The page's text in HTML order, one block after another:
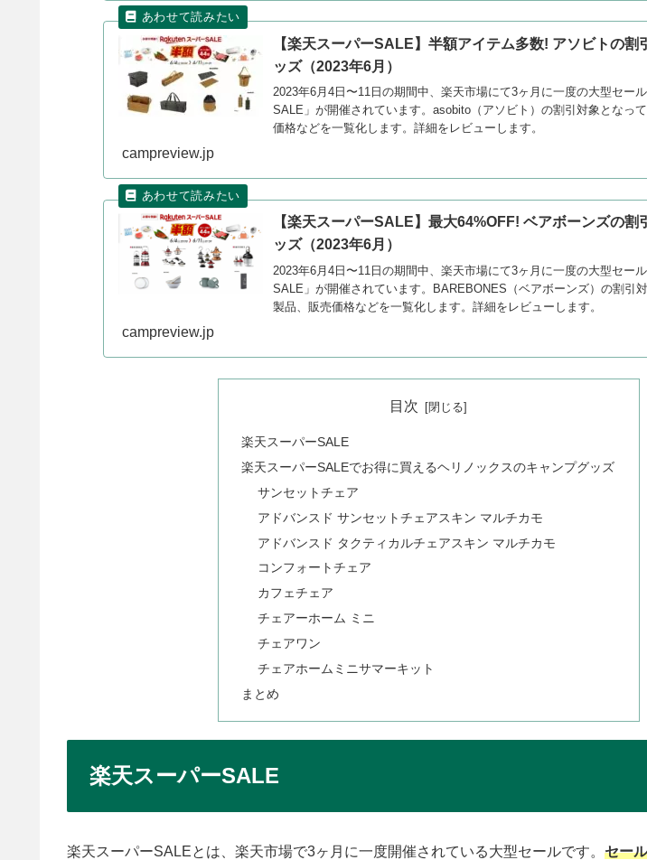
【楽天スーパーSALE】半額アイテム多数! アソビトの割
ッズ（2023年6月）
2023年6月4日〜11日の期間中、楽天市場にて3ヶ月に一度の大型セー
SALE」が開催されています。asobito（アソビト）の割引対象となっ
価格などを一覧化します。詳細をレビューします。
campreview.jp
【楽天スーパーSALE】最大64%OFF! ベアボーンズの割
ッズ（2023年6月）
2023年6月4日〜11日の期間中、楽天市場にて3ヶ月に一度の大型セー
SALE」が開催されています。BAREBONES（ベアボーンズ）の割引
製品、販売価格などを一覧化します。詳細をレビューします。
campreview.jp
目次
楽天スーパーSALE
楽天スーパーSALEでお得に買えるヘリノックスのキャンプグッズ
サンセットチェア
アドバンスド サンセットチェアスキン マルチカモ
アドバンスド タクティカルチェアスキン マルチカモ
コンフォートチェア
カフェチェア
チェアーホーム ミニ
チェアワン
チェアホームミニサマーキット
まとめ
楽天スーパーSALE
楽天スーパーSALEとは、楽天市場で3ヶ月に一度開催されている大型セールです。 セー